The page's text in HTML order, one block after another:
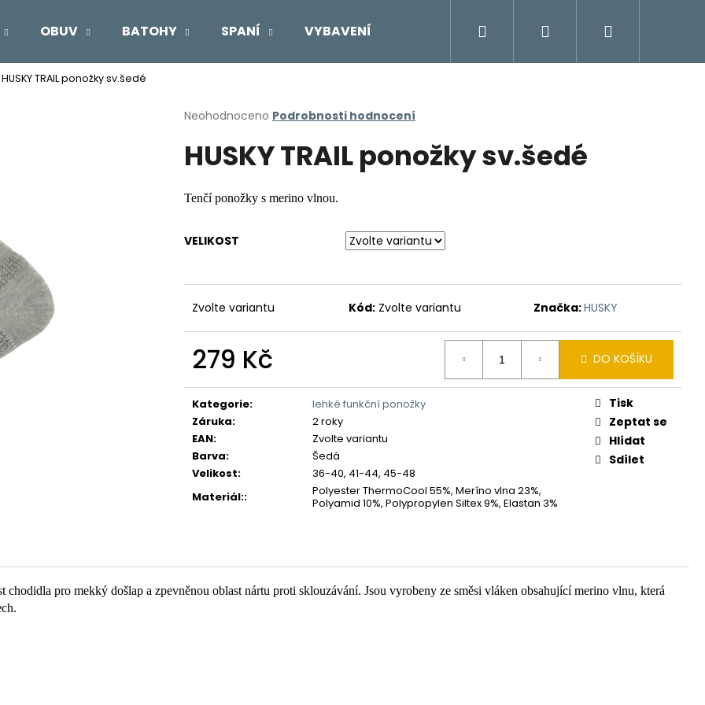
OBUV BATOHY SPANÍ VYBAVENÍ Moje objednávka
Přihlášení
HUSKY TRAIL ponožky sv.šedé
Průměrné
produktu
je
z
5
Neohodnoceno Podrobnosti hodnocení
HUSKY TRAIL ponožky sv.šedé
Tenčí ponožky s merino vlnou.
VELIKOST
Zvolte variantu Kód: Zvolte variantu Značka:HUSKY
279 Kč
cena:
DO KOŠÍKU
Kategorie:
lehké funkční ponožky
Záruka:
2 roky
EAN:
Zvolte variantu
Barva:
Šedá
Velikost:
36-40, 41-44, 45-48
Materiál::
Polyester ThermoCool 55%, Meríno vlna 23%,
Polyamid 10%, Polypropylen Siltex 9%, Elastan 3%
Tisk
Zeptat se
Hlídat
Sdílet
pro mekký došlap a zpevněnou oblast nártu proti sklouzávání. Jsou vyrobeny ze směsi vláken obsahující merino vlnu, která
Co potřebujete najít?
HLEDAT